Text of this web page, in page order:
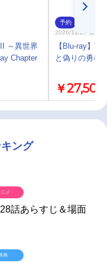
～異世界
Chapter
予約
2026/11/27 発売
【Blu-ray】
と偽りの勇者
￥27,500
ング
話あらすじ＆場面
ニメ
画